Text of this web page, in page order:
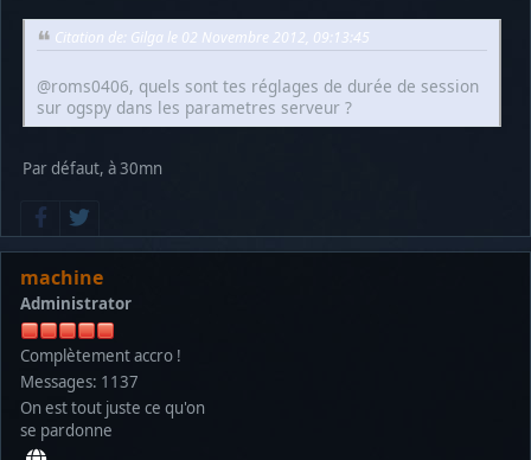
Citation de: Gilga le 02 Novembre 2012, 09:13:45
@roms0406, quels sont tes réglages de durée de session
sur ogspy dans les parametres serveur ?
Par défaut, à 30mn
machine
Administrator
Complètement accro !
Messages: 1137
On est tout juste ce qu'on
se pardonne